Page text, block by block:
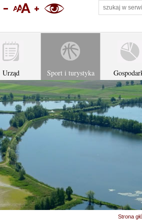
youtube
Biuletyn Informacji Publicznej Urzędu Miejskiego w
zmniejsz rozmiar tekstu
ustaw domyślny rozmiar tekstu
zwiększ rozmiar tekstu
wersja kontrastowa
Urząd Sport i turystyka
Strona